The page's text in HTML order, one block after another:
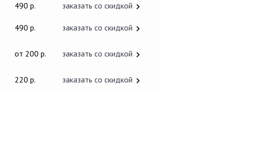
490 р. заказать со скидкой
490 р. заказать со скидкой
от 200 р. заказать со скидкой
220 р. заказать со скидкой